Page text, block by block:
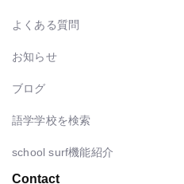
よくある質問
お知らせ
ブログ
語学学校を検索
school surf機能紹介
Contact